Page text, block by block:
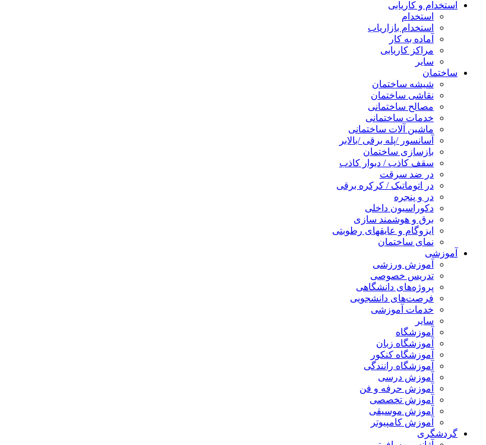
استخدام و کاریابی
استخدام
استخدام بازاریاب
آماده به کار
مراکز کاریابی
سایر
ساختمان
شیشه ساختمان
نقاشی ساختمان
مصالح ساختمانی
خدمات ساختمانی
ماشین آلات ساختمانی
آسانسور /پله برقی /بالابر
بازسازی ساختمان
سقف کاذب / دیوار کاذب
در ضد سرقت
در اتوماتیک / کرکره برقی
در و پنجره
دکوراسیون داخلی
برق و هوشمند سازی
ایزوگام و عایقهای رطوبتی
نمای ساختمان
آموزشی
آموزش ورزشی
تدریس خصوصی
پروژه‌های دانشگاهی
فرصت‌های دانشجویی
خدمات آموزشی
سایر
آموزشگاه
آموزشگاه زبان
آموزشگاه کنکور
آموزشگاه رانندگی
آموزش درسی
آموزش حرفه و فن
آموزش تخصصی
آموزش موسیقی
آموزش کامپیوتر
گردشگری